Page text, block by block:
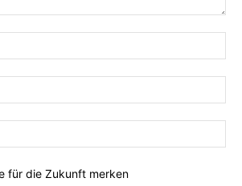
für die Zukunft merken